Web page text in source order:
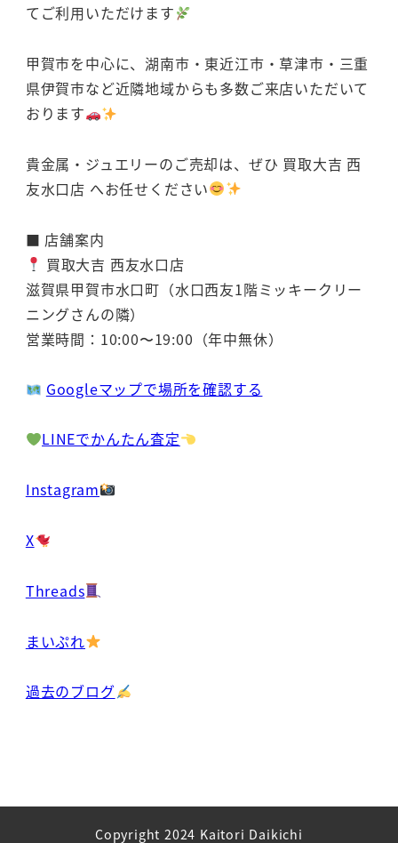
てご利用いただけます
甲賀市を中心に、湖南市・東近江市・草津市・三重
県伊賀市など近隣地域からも多数ご来店いただいて
おります
貴金属・ジュエリーのご売却は、ぜひ 買取大吉 西
友水口店 へお任せください
■ 店舗案内
買取大吉 西友水口店
滋賀県甲賀市水口町（水口西友1階ミッキークリー
ニングさんの隣）
営業時間：10:00〜19:00（年中無休）
Googleマップで場所を確認する
LINEでかんたん査定
Instagram
X
Threads
まいぷれ
過去のブログ
Copyright 2024 Kaitori Daikichi